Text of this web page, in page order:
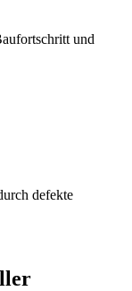
und
defekte